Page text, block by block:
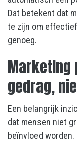
Dat betekent dat
te zijn om
genoeg.
Marketing
gedrag,
Een belangrijk
dat mensen niet
beïnvloed